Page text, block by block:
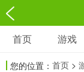
游戏
首页 游戏
您的位置： 首页 >